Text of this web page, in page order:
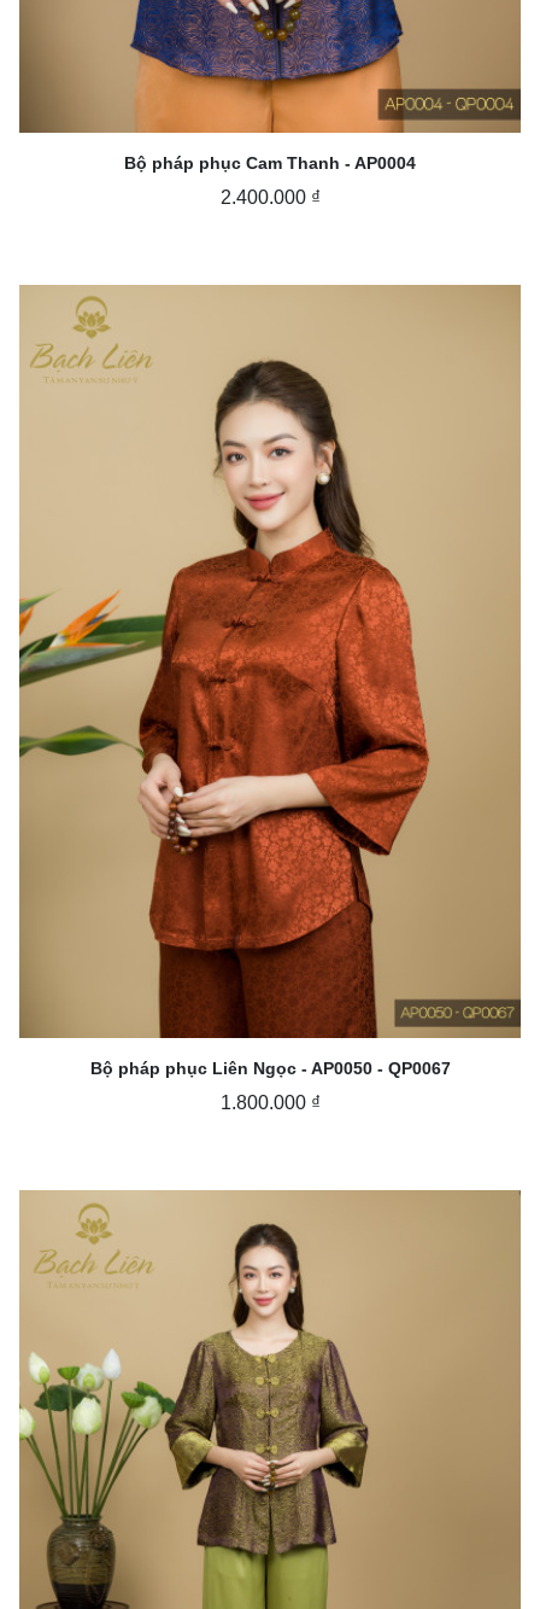
Bộ pháp phục Cam Thanh - AP0004
2.400.000 ₫
Bộ pháp phục Liên Ngọc - AP0050 - QP0067
1.800.000 ₫